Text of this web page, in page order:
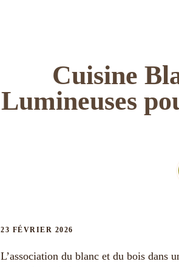
Cuisine
Lumineuses
23 FÉVRIER 2026
L’association du blanc et du bois dans